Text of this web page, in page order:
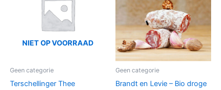
NIET OP VOORRAAD
Geen categorie
Terschellinger Thee
Geen categorie
Brandt en Levie – Bio droge